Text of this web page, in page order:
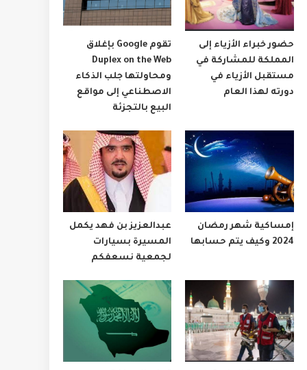
حضور خبراء الأزياء إلى
المملكة للمشاركة في
مستقبل الأزياء في
دورته لهذا العام
تقوم Google بإغلاق
Duplex on the Web
ومحاولتها جلب الذكاء
الاصطناعي إلى مواقع
البيع بالتجزئة
إمساكية شهر رمضان
2024 وكيف يتم حسابها
عبدالعزيز بن فهد يكمل
المسيرة بسيارات
لجمعية نسعفكم